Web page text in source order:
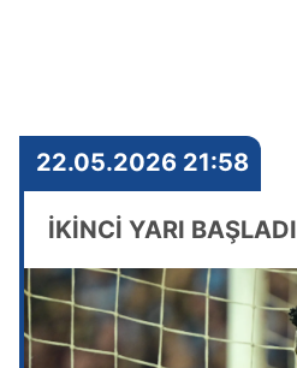
22.05.2026 21:58
İKİNCİ YARI BAŞLADI